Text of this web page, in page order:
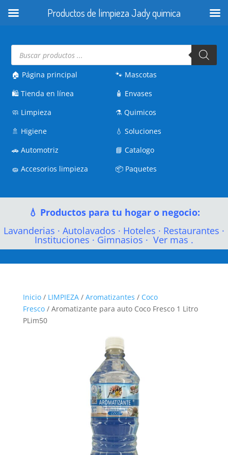
Búsqueda
productos
🏠 Página principal
🛍️Tienda en línea
🧼 Limpieza
🚿 Higiene
🚗Automotriz
🧽Accesorios limpieza
🐾 Mascotas
🧴 Envases
⚗️Quimicos
💧Soluciones
📘Catalogo
📦 Paquetes
💧 Productos para tu hogar o negocio:
Lavanderias · Autolavados · Hoteles · Restaurantes ·
Instituciones · Gimnasios · Ver mas .
Inicio/ LIMPIEZA/ Aromatizantes / Coco
Fresco/ Aromatizante para auto Coco Fresco 1 Litro
PLim50
Productos de limpieza Jady quimica